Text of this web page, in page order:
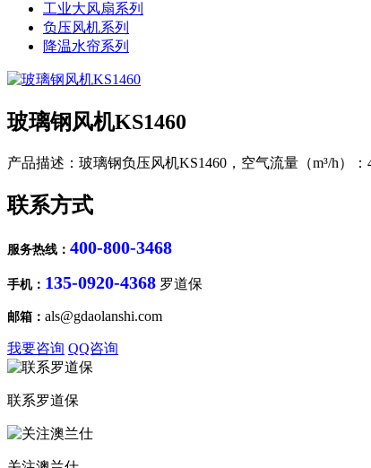
工业大风扇系列
负压风机系列
降温水帘系列
玻璃钢风机KS1460
产品描述： 玻璃钢负压风机KS1460，空气流量（m³/h）
联系方式
服务热线： 400-800-3468
手机： 135-0920-4368 罗道保
邮箱： als@gdaolanshi.com
我要咨询 QQ咨询
联系罗道保